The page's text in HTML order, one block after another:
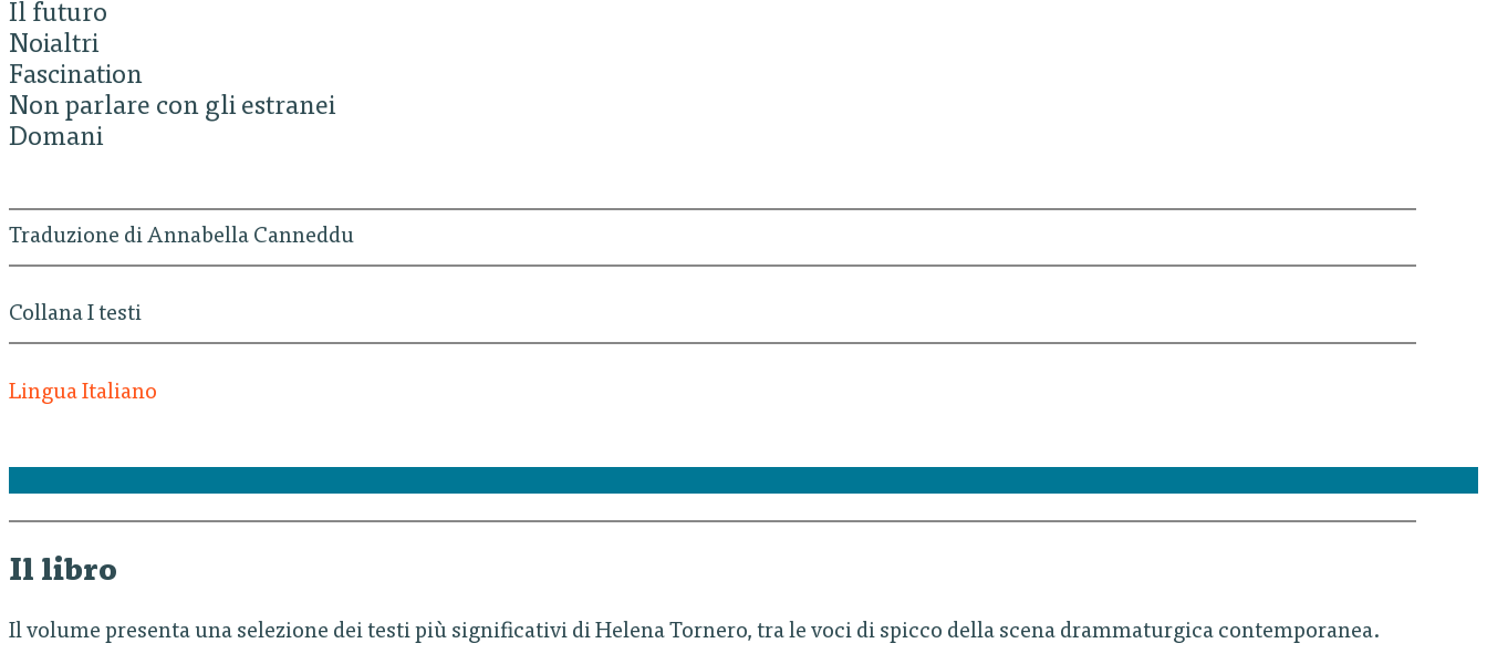
Il futuro
Noialtri
Fascination
Non parlare con gli estranei
Domani
Traduzione di Annabella Canneddu
Collana I testi
Lingua Italiano
Il libro
Il volume presenta una selezione dei testi più significativi di Helena Tornero, tra le voci di spicco della scena drammaturgica contemporanea.